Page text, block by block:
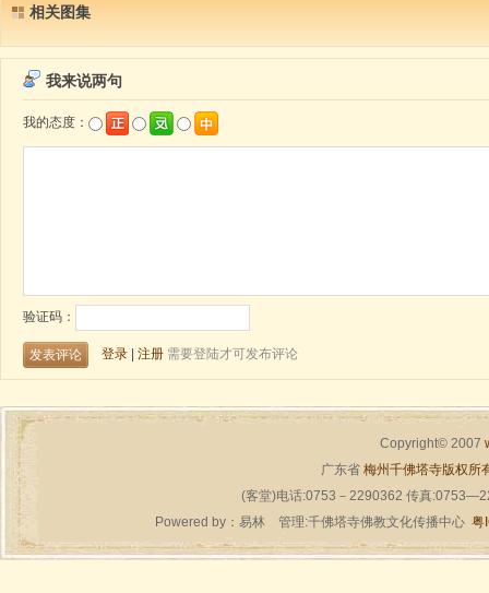
相关图集
Copyright© 2007
广东省 梅州千佛塔寺版权所
(客堂)电话:0753－2290362 传真
Powered by： 易林管理:千佛塔寺佛教文化传播中心 粤